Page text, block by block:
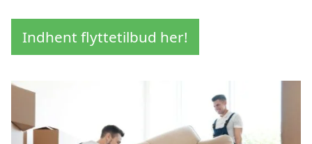
Indhent flyttetilbud her!